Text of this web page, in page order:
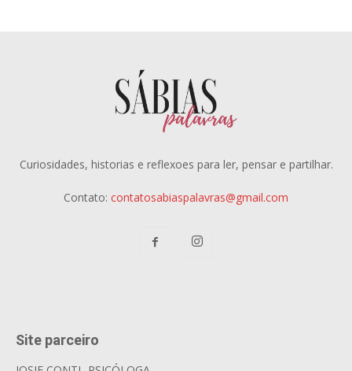
Curiosidades, historias e reflexoes para ler, pensar e partilhar.
Contato: contatosabiaspalavras@gmail.com
Site parceiro